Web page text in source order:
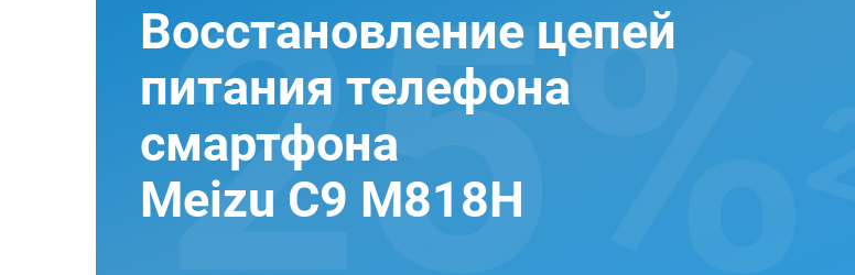
Восстановление цепей
питания телефона
смартфона
Meizu C9 M818H